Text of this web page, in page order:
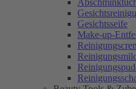
Gesichtsseife
Make-up-